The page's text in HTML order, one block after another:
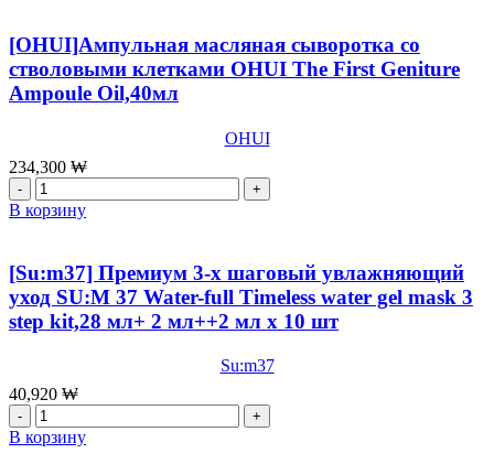
Cream,25
мл
для
лица
со
стволовыми
The
First
Geniture
Cream
[OHUI]Ампульная масляная сыворотка со
стволовыми клетками OHUI The First Geniture
Ampoule Oil,40мл
OHUI
234,300 ₩
Количество
товара
[OHUI]Ампульная
сыворотка
со
стволовыми
клетками
First
Geniture
Ampoule
Oil,40мл
В корзину
[Su:m37] Премиум 3-х шаговый увлажняющий
уход SU:M 37 Water-full Timeless water gel mask 3
step kit,28 мл+ 2 мл++2 мл x 10 шт
Su:m37
40,920 ₩
Количество
товара
[Su:m37]
В корзину